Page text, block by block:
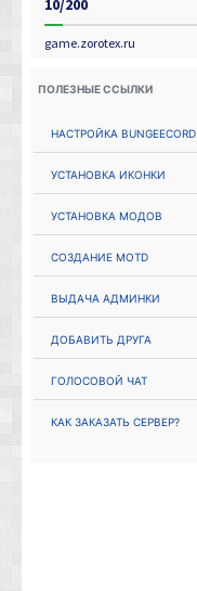
10/200
game.zorotex.ru
Полезные ссылки
Настройка Bungeecord
Установка иконки
Установка модов
Создание MOTD
Выдача админки
Добавить друга
Голосовой чат
Как заказать сервер?